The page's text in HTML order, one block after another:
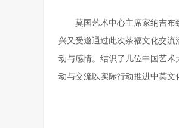
莫国艺术中心主席家纳吉布
兴又受邀通过此次茶福文化交
动与感情。结识了几位中国艺
动与交流以实际行动推进中莫文